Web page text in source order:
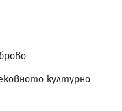
културно